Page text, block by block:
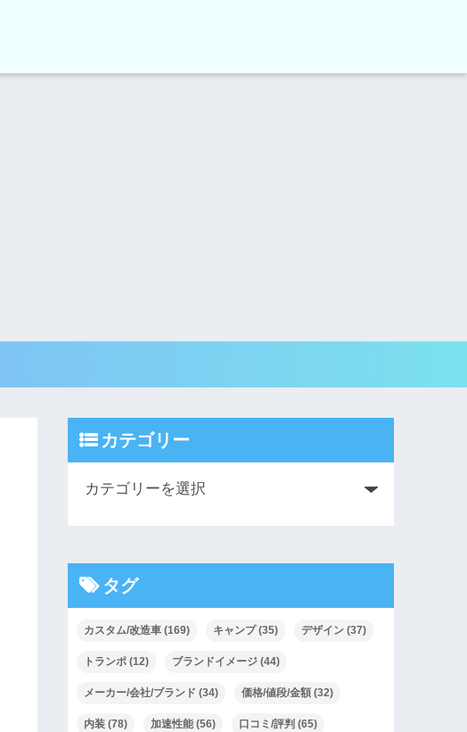
カテゴリー
タグ
カスタム/改造車 (169) キャンプ(35) デザイン (37)
トランポ (12) ブランドイメージ (44)
メーカー/会社/ブランド (34) 価格/値段/金額 (32)
内装 (78) 加速性能 (56) 口コミ/評判 (65)